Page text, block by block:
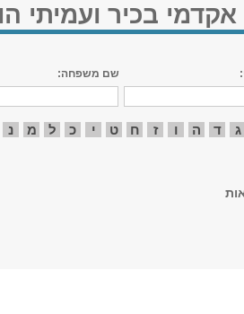
בכיר ועמיתי
שם משפחה:
ג ד ה ו ז ח ט י כ ל מ נ